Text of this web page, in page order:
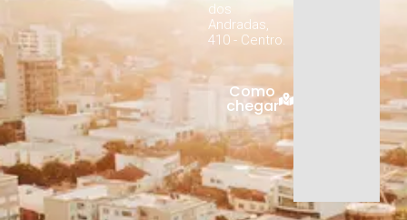
dos
Andradas,
410 - Centro.
Como
chegar